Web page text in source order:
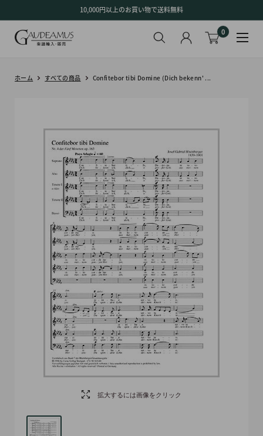
ン
10,000円以上のお買い物で送料無料
0
ホーム すべての商品 Confitebor tibi Domine (Dich bekenn' ...
拡大するには画像をクリック